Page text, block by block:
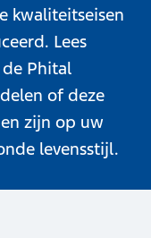
kwaliteitseisen
Lees
Phital
of deze
zijn op uw
levensstijl.